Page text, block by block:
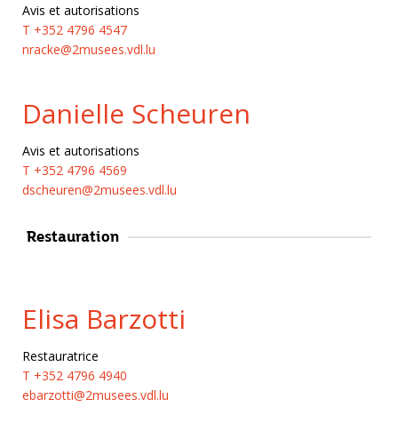
Avis et autorisations
T +352 4796 4547
nracke@2musees.vdl.lu
Danielle Scheuren
Avis et autorisations
T +352 4796 4569
dscheuren@2musees.vdl.lu
Restauration
Elisa Barzotti
Restauratrice
T +352 4796 4940
ebarzotti@2musees.vdl.lu